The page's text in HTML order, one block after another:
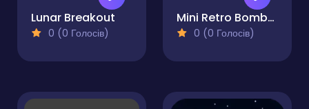
Lunar Breakout
0 (0 Голосів)
Mini Retro Bomber Enhanced
0 (0 Голосів)